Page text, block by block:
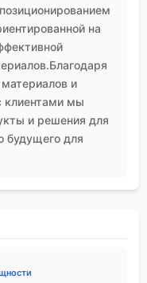
на
и
клиентами мы
и решения для
будущего для